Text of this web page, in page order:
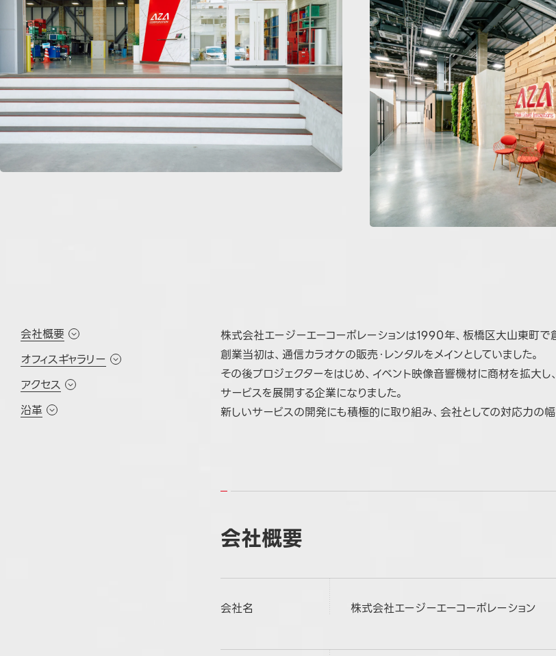
会社概要
オフィスギャラリー
アクセス
沿革
株式会社エージーエーコーポレーションは1990年、板橋区大山東町で
創業当初は、通信カラオケの販売・レンタルをメインとしていました。
その後プロジェクターをはじめ、イベント映像音響機材に商材を拡大
サービスを展開する企業になりました。
新しいサービスの開発にも積極的に取り組み、会社としての対応力の幅
会社概要
会社名 株式会社エージーエーコーポレーション